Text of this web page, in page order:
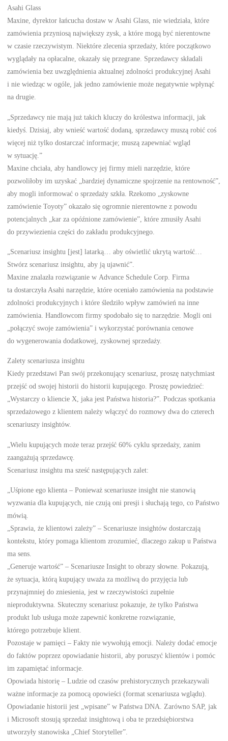
Asahi Glass
Maxine, dyrektor łańcucha dostaw w Asahi Glass, nie wiedziała, które
zamówienia przyniosą największy zysk, a które mogą być nierentowne
w czasie rzeczywistym. Niektóre zlecenia sprzedaży, które początkowo
wyglądały na opłacalne, okazały się przegrane. Sprzedawcy składali
zamówienia bez uwzględnienia aktualnej zdolności produkcyjnej Asahi
i nie wiedząc w ogóle, jak jedno zamówienie może negatywnie wpłynąć
na drugie.
„Sprzedawcy nie mają już takich kluczy do królestwa informacji, jak
kiedyś. Dzisiaj, aby wnieść wartość dodaną, sprzedawcy muszą robić coś
więcej niż tylko dostarczać informacje; muszą zapewniać wgląd
w sytuację.”
Maxine chciała, aby handlowcy jej firmy mieli narzędzie, które
pozwoliłoby im uzyskać „bardziej dynamiczne spojrzenie na rentowność”,
aby mogli informować o sprzedaży szkła. Rzekomo „zyskowne
zamówienie Toyoty” okazało się ogromnie nierentowne z powodu
potencjalnych „kar za opóźnione zamówienie”, które zmusiły Asahi
do przywiezienia części do zakładu produkcyjnego.
„Scenariusz insightu [jest] latarką… aby oświetlić ukrytą wartość…
Stwórz scenariusz insightu, aby ją ujawnić”.
Maxine znalazła rozwiązanie w Advance Schedule Corp. Firma
ta dostarczyła Asahi narzędzie, które oceniało zamówienia na podstawie
zdolności produkcyjnych i które śledziło wpływ zamówień na inne
zamówienia. Handlowcom firmy spodobało się to narzędzie. Mogli oni
„połączyć swoje zamówienia” i wykorzystać porównania cenowe
do wygenerowania dodatkowej, zyskownej sprzedaży.
Zalety scenariusza insightu
Kiedy przedstawi Pan swój przekonujący scenariusz, proszę natychmiast
przejść od swojej historii do historii kupującego. Proszę powiedzieć:
„Wystarczy o kliencie X, jaka jest Państwa historia?”. Podczas spotkania
sprzedażowego z klientem należy włączyć do rozmowy dwa do czterech
scenariuszy insightów.
„Wielu kupujących może teraz przejść 60% cyklu sprzedaży, zanim
zaangażują sprzedawcę.
Scenariusz insightu ma sześć następujących zalet:
„Uśpione ego klienta – Ponieważ scenariusze insight nie stanowią
wyzwania dla kupujących, nie czują oni presji i słuchają tego, co Państwo
mówią.
„Sprawia, że klientowi zależy” – Scenariusze insightów dostarczają
kontekstu, który pomaga klientom zrozumieć, dlaczego zakup u Państwa
ma sens.
„Generuje wartość” – Scenariusze Insight to obrazy słowne. Pokazują,
że sytuacja, którą kupujący uważa za możliwą do przyjęcia lub
przynajmniej do zniesienia, jest w rzeczywistości zupełnie
nieproduktywna. Skuteczny scenariusz pokazuje, że tylko Państwa
produkt lub usługa może zapewnić konkretne rozwiązanie,
którego potrzebuje klient.
Pozostaje w pamięci – Fakty nie wywołują emocji. Należy dodać emocje
do faktów poprzez opowiadanie historii, aby poruszyć klientów i pomóc
im zapamiętać informacje.
Opowiada historię – Ludzie od czasów prehistorycznych przekazywali
ważne informacje za pomocą opowieści (format scenariusza wglądu).
Opowiadanie historii jest „wpisane” w Państwa DNA. Zarówno SAP, jak
i Microsoft stosują sprzedaż insightową i oba te przedsiębiorstwa
utworzyły stanowiska „Chief Storyteller”.